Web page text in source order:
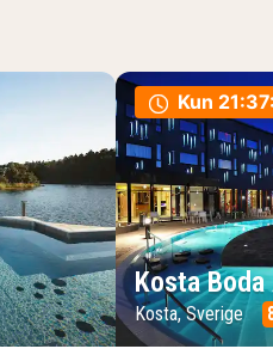
Kun
Kosta
Kosta, Sverige